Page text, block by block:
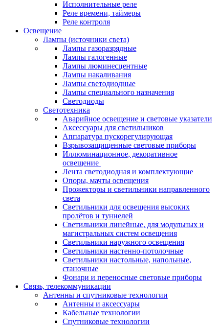
Исполнительные реле
Реле времени, таймеры
Реле контроля
Освещение
Лампы (источники света)
Лампы газоразрядные
Лампы галогенные
Лампы люминесцентные
Лампы накаливания
Лампы светодиодные
Лампы специального назначения
Светодиоды
Светотехника
Аварийное освещение и световые указатели
Аксессуары для светильников
Аппаратура пускорегулирующая
Взрывозащищенные световые приборы
Иллюминационное, декоративное
освещение
Лента светодиодная и комплектующие
Опоры, мачты освещения
Прожекторы и светильники направленного
света
Светильники для освещения высоких
пролётов и туннелей
Светильники линейные, для модульных и
магистральных систем освещения
Светильники наружного освещения
Светильники настенно-потолочные
Светильники настольные, напольные,
станочные
Фонари и переносные световые приборы
Связь, телекоммуникации
Антенны и спутниковые технологии
Антенны и аксессуары
Кабельные технологии
Спутниковые технологии